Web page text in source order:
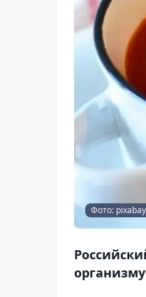
Фото: pixabay